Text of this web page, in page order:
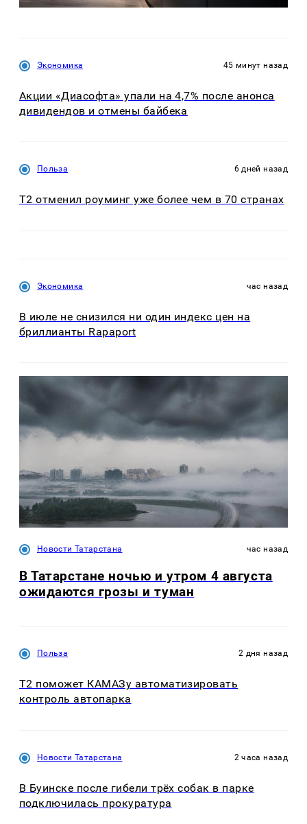
Экономика 45 минут назад
Акции «Диасофта» упали на 4,7% после анонса
дивидендов и отмены байбека
Польза 6 дней назад
Т2 отменил роуминг уже более чем в 70 странах
Экономика час назад
В июле не снизился ни один индекс цен на
бриллианты Rapaport
Новости Татарстана час назад
В Татарстане ночью и утром 4 августа
ожидаются грозы и туман
Польза 2 дня назад
T2 поможет КАМАЗу автоматизировать
контроль автопарка
Новости Татарстана 2 часа назад
В Буинске после гибели трёх собак в парке
подключилась прокуратура